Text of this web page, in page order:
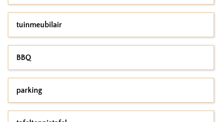
tuinmeubilair
BBQ
parking